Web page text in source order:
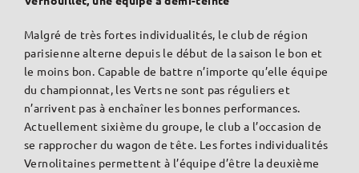
Malgré de très fortes individualités, le club de région
parisienne alterne depuis le début de la saison le bon et
le moins bon. Capable de battre n’importe qu’elle équipe
du championnat, les Verts ne sont pas réguliers et
n’arrivent pas à enchaîner les bonnes performances.
Actuellement sixième du groupe, le club a l’occasion de
se rapprocher du wagon de tête. Les fortes individualités
Vernolitaines permettent à l’équipe d’être la deuxième